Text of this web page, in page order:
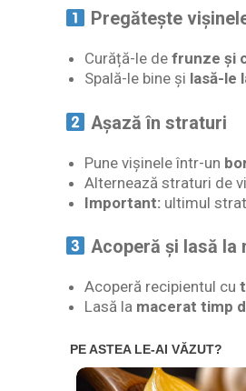
Pregătește
Curăță-le defrunze și
Spală-le bine și lasă-le
Așază în straturi
Pune vișinele într-un
Alternează straturi de
Important: ultimul
Acoperă și lasă la
Acoperă recipientul cu
Lasă la macerat timp